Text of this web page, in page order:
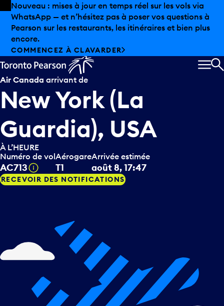
Skip to offers
Passer au contenu principal
Les aubaines estivales sont arrivées chez Pearson.
Magasinage hors taxes, offres gastronomiques et bien
plus encore.
DÉCOUVREZ L’ÉTÉ CHEZ PEARSON
Air Canadaarrivant de
New York (La
Guardia), USA
À L’HEURE
Numéro de vol
AC713 Infobulle
T1 août 8, 17:47
RECEVOIR DES NOTIFICATIONS